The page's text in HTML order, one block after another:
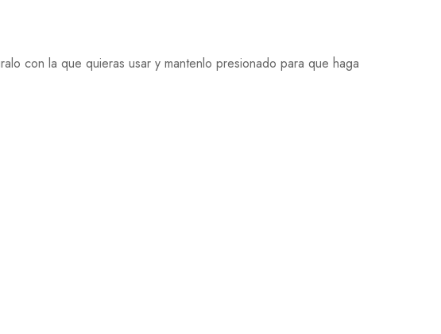
con la que quieras usar y mantenlo presionado para que haga